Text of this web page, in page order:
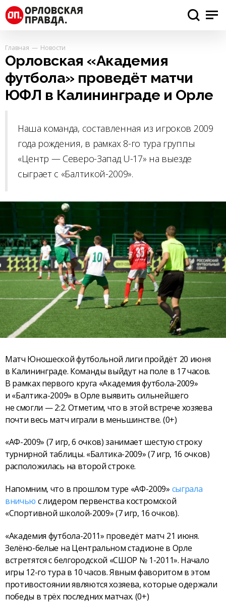
Главная Новости
Орловская «Академия
футбола» проведёт матчи
ЮФЛ в Калининграде и Орле
Наша команда, составленная из игроков 2009
года рождения, в рамках 8-го тура группы
«Центр — Северо-Запад U-17» на выезде
сыграет с «Балтикой-2009».
Матч Юношеской футбольной лиги пройдёт 20 июня
в Калининграде. Команды выйдут на поле в 17 часов.
В рамках первого круга «Академия футбола-2009»
и «Балтика-2009» в Орле выявить сильнейшего
не смогли — 2:2. Отметим, что в этой встрече хозяева
почти весь матч играли в меньшинстве. (0+)
«АФ-2009» (7 игр, 6 очков) занимает шестую строку
турнирной таблицы. «Балтика-2009» (7 игр, 16 очков)
расположилась на второй строке.
Напомним, что в прошлом туре «АФ-2009» сыграла
вничью с лидером первенства костромской
«Спортивной школой-2009» (7 игр, 16 очков).
«Академия футбола-2011» проведёт матч 21 июня.
Зелёно-белые на Центральном стадионе в Орле
встретятся с белгородской «СШОР № 1-2011». Начало
игры 12-го тура в 10 часов. Явным фаворитом в этом
противостоянии являются хозяева, которые одержали
победы в трёх последних матчах. (0+)